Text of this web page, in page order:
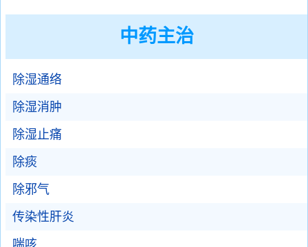
中药主治
除湿通络
除湿消肿
除湿止痛
除痰
除邪气
传染性肝炎
喘咳